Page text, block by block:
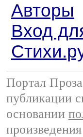
Авторы
Вход
Портал
публикации
основании